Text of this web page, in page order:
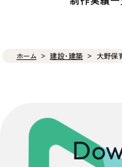
ホーム 建設・建築 大野保